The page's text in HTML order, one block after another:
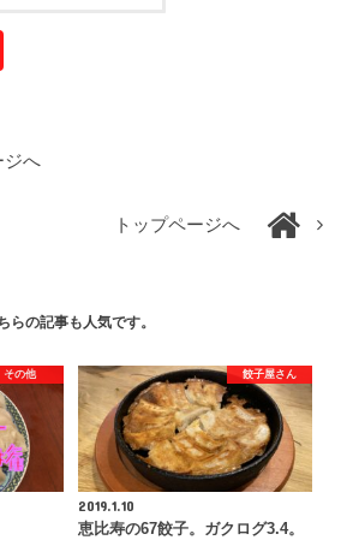
ジへ
トップページへ
らの記事も人気です。
その他 餃子屋さん
2019.1.10
恵比寿の67餃子。ガクログ3.4。